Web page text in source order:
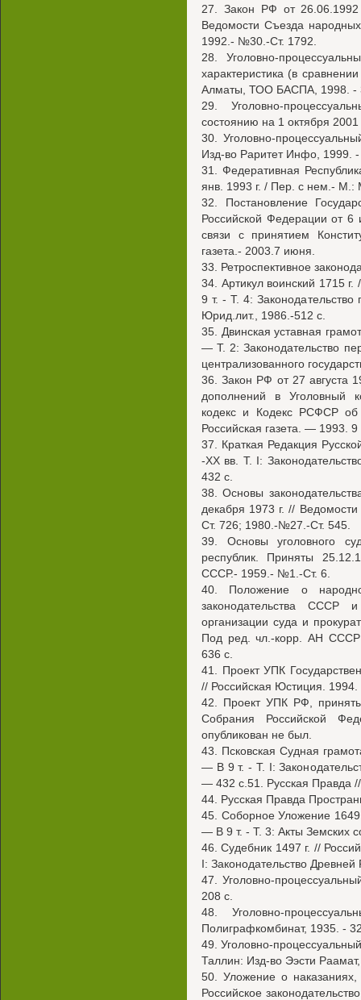
27. Закон РФ от
Ведомости Съезда
1992.- №30.-Ст. 1792.
28. Уголовно-
характеристика (в
Алматы, ТОО БАСПА, 1998. -
29. Уголовно-
состоянию на 1 октября
30. Уголовно-
Изд-во Раритет Инфо, 1999.
31. Федеративная
янв. 1993 г. / Пер. с нем.- М.:
32. Постановление
Российской Федерации от
связи с принятием
газета.- 2003.7 июня.
33. Ретроспективное
34. Артикул воинский 1715 г.
9 т. - Т. 4:
Юрид.лит., 1986.-512 с.
35. Двинская уставная
— Т. 2: Законодательство
централизованного
36. Закон РФ от 27 августа
дополнений в Уголовный
кодекс и Кодекс РСФСР об
Российская газета. — 1993. 9
37. Краткая Редакция
-XX вв. Т. I:
432 с.
38. Основы
декабря 1973 г. //
Ст. 726; 1980.-№27.-Ст. 545.
39. Основы уголовного
республик. Приняты
СССР.- 1959.- №1.-Ст. 6.
40. Положение о
законодательства
организации суда и
Под ред. чл.-корр. АН СССР
636 с.
41. Проект УПК
// Российская Юстиция.
42. Проект УПК РФ,
Собрания Российской
опубликован не был.
43. Псковская Судная
— В 9 т. - Т. I:
— 432 с.51. Русская Правда
44. Русская Правда
45. Соборное Уложение 1649
— В 9 т. - Т. 3: Акты Земских
46. Судебник 1497 г. //
I: Законодательство
47. Уголовно-
208 с.
48. Уголовно-
Полиграфкомбинат, 1935. -
49. Уголовно-
Таллин: Изд-во Ээсти
50. Уложение о
Российское